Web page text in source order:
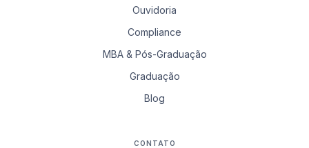
Ouvidoria
Compliance
MBA & Pós-Graduação
Graduação
Blog
CONTATO